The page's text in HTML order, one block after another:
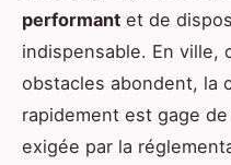
performant et de
indispensable. En ville,
obstacles abondent, la
rapidement est gage
exigée par la